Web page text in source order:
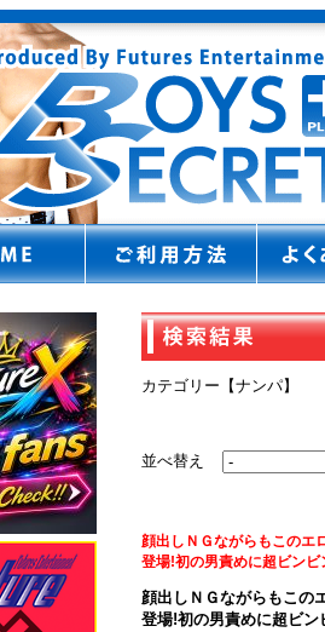
カテゴリー【ナンパ】
並べ替え
顔出しＮＧながらもこのエ
登場!初の男責めに超ビンビ
顔出しＮＧながらもこの
登場!初の男責めに超ビ